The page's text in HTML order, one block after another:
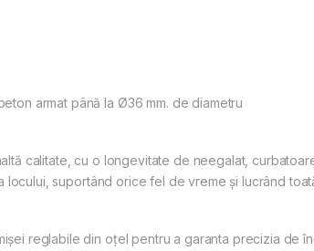
armat până la Ø36 mm. de diametru
calitate, cu o longevitate de neegalat,
suportând orice fel de vreme și lucrând
reglabile din oțel pentru a garanta precizia de